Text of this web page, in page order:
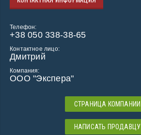
Телефон:
+38 050 338-38-65
Контактное лицо:
Дмитрий
Компания:
ООО "Экспера"
СТРАНИЦА КОМПАНИИ
НАПИСАТЬ ПРОДАВЦУ